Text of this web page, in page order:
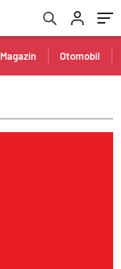
Magazin Otomobil